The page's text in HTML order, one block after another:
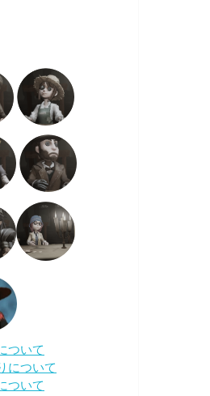
ついて
について
ついて